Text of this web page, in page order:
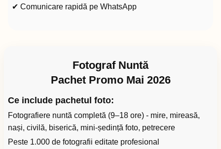
✔ Comunicare rapidă pe WhatsApp
Fotograf Nuntă
Pachet Promo Mai 2026
Ce include pachetul foto:
Fotografiere nuntă completă (9–18 ore) - mire, mireasă,
nași, civilă, biserică, mini-ședință foto, petrecere
Peste 1.000 de fotografii editate profesional